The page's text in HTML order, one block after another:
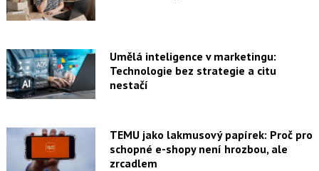
Umělá inteligence v marketingu:
Technologie bez strategie a citu
nestačí
TEMU jako lakmusový papírek: Proč pro
schopné e-shopy není hrozbou, ale
zrcadlem